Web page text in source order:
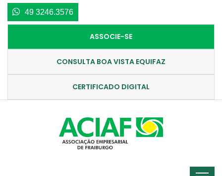
49 3246.3576
ASSOCIE-SE
CONSULTA BOA VISTA EQUIFAZ
CERTIFICADO DIGITAL